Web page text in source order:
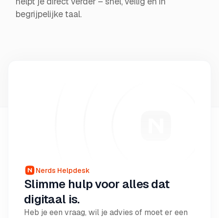
begrijpelijke taal.
Nerds Helpdesk
Slimme hulp voor alles dat
digitaal is.
Heb je een vraag, wil je advies of moet er een